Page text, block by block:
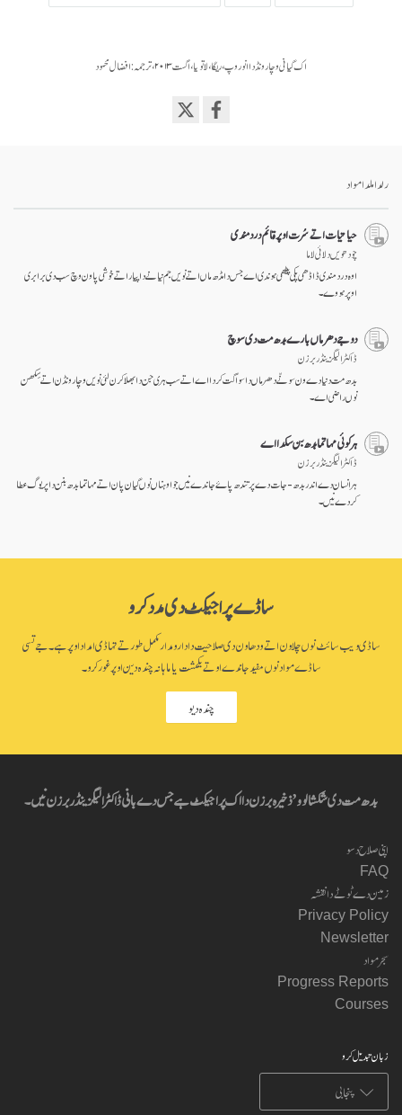
اک گیانی وچار ونڈ دا انوروپ، ریگا، لاتویا، اگست ۲۰۱۳، ترجمہ: افضال محمود
رلدا ملدا مواد
حیاتیات اتے سُرت اوپر قائم درد مندی
چودھویں دلائی لاما
اوہ درد مندی ڈاڈھی پکی پیٹھی ہوندی اے جس دا مڈھ ماں اتے نویں جم نیانے دا پیار اتے خوشی پاون وچ سب دی برابری
اوپر ہووے۔
دوجے دھرماں بارے بدھ مت دی سوچ
ڈاکٹر الیگزینڈر برزن
بدھ مت دنیا دے ون سونّے دھرماں دا سواگت کردا اے اتے سب ہری جن دا بھلا کرن لئی نویں وچار ونڈن اتے سِکھن
نوں راضی اے۔
ہر کوئی مہاتما بدھ بن سکدا اے
ڈاکٹر الیگزینڈر برزن
ہر انسان دے اندر بدھ- جات دے پرتندھ پاۓ جاندے نیں جو اوہناں نوں گیان پان اتے مہاتما بدھ بنن دا پریوگ عطا
کردے نیں۔
ساڈے پراجیکٹ دی مدد کرو
ساڈی ویب سائٹ نوں چلاون اتے ودھاون دی صلاحیت دا دارومدار مکمل طور تے تہاڈی امداد اوپر ہے۔ جے تسی
ساڈے مواد نوں مفید جاندے او تے یکمشت یا ماہانہ چندہ دین اوپر غور کرو۔
چندہ دیو
بدھ مت دی شکشا لوو’ ذخیرہ برزن دا اک پراجیکٹ ہے جس دے بانی ڈاکٹر الیگزینڈر برزن نیں۔
اپنی صلاح دسو
FAQ
زمین دے ٹوٹے دا نقشہ
Privacy Policy
Newsletter
سجر مواد
Progress Reports
Courses
زبان تبدیل کرو